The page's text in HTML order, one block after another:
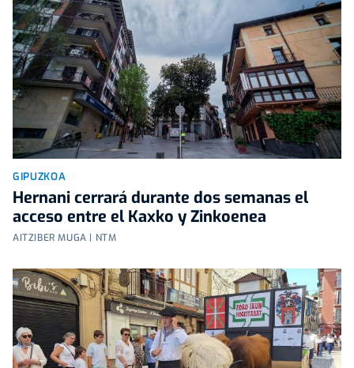
GIPUZKOA
Hernani cerrará durante dos semanas el
acceso entre el Kaxko y Zinkoenea
AITZIBER MUGA | NTM